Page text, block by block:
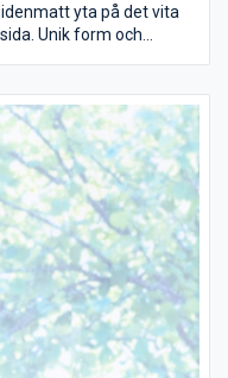
yta på det vita
Unik form och